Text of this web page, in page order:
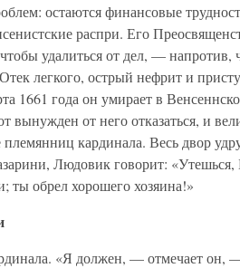
остаются финансовые
распри. Его
удалиться от дел, — напротив,
легкого, острый нефрит и
1661 года он умирает в
вынужден от него отказаться, и
племянниц кардинала. Весь двор
Людовик говорит:
ты обрел хорошего хозяина!»
«Я должен, — отмечает он,